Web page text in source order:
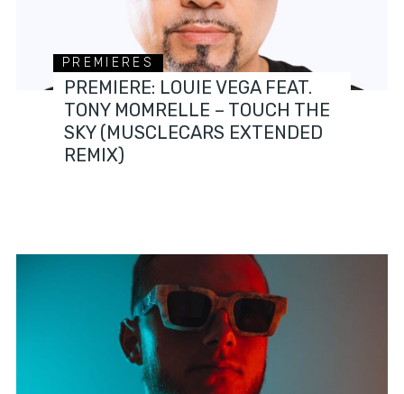
PREMIERES
PREMIERE: LOUIE VEGA FEAT.
TONY MOMRELLE – TOUCH THE
SKY (MUSCLECARS EXTENDED
REMIX)